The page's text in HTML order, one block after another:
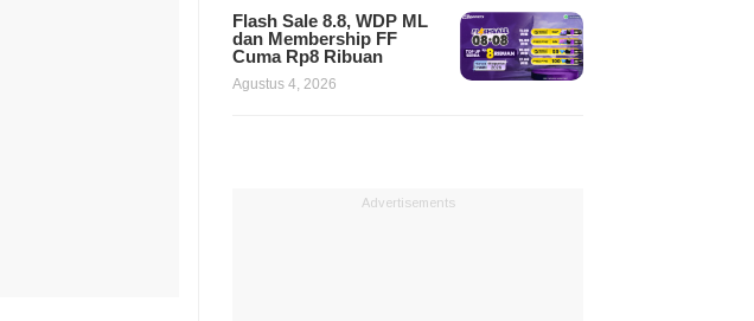
Flash Sale 8.8, WDP ML
dan Membership FF
Cuma Rp8 Ribuan
Agustus 4, 2026
Advertisements